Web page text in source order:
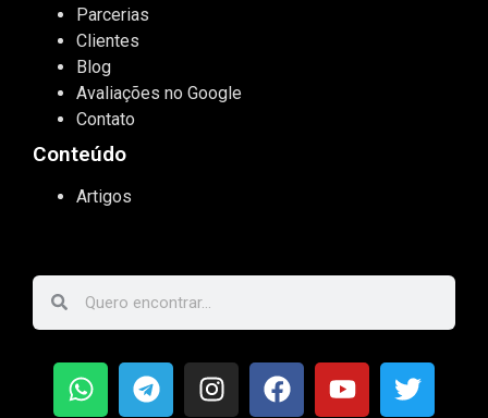
Parcerias
Clientes
Blog
Avaliações no Google
Contato
Conteúdo
Artigos